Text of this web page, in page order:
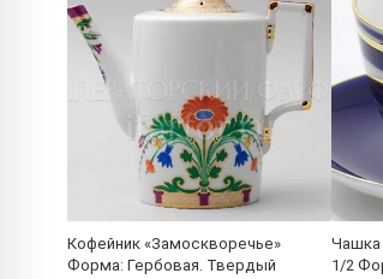
Кофейник «Замоскворечье»
Форма: Гербовая. Твердый
Чашка
1/2